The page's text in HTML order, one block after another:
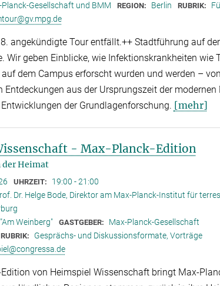
Planck-Gesellschaft und BMM REGION: Berlin RUBRIK:
angekündigte Tour entfällt.++ Stadtführung auf
Wir geben Einblicke, wie Infektionskrankheiten wie
dem Campus erforscht wurden und werden –
Entdeckungen aus der Ursprungszeit der
der Grundlagenforschung. [mehr]
- Max-Planck-Edition
der Heimat
UHRZEIT: 19:00 - 21:00
Dr. Helge Bode, Direktor am Max-Planck-Institut für
Weinberg" GASTGEBER: Max-Planck-Gesellschaft
RUBRIK: Gesprächs- und Diskussionsformate, Vorträge
von Heimspiel Wissenschaft bringt Max-